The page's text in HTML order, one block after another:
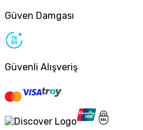
Güven Damgası
Güvenli Alışveriş